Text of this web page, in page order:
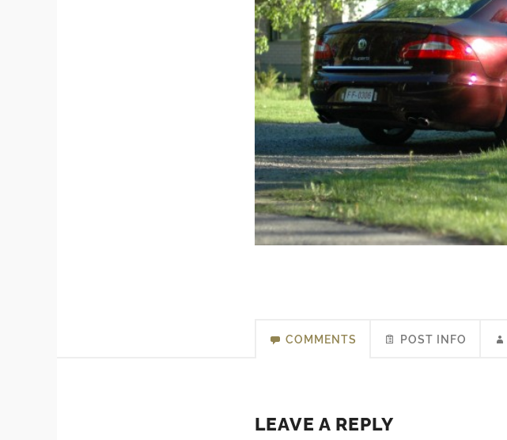
COMMENTS POST INFO
LEAVE A REPLY